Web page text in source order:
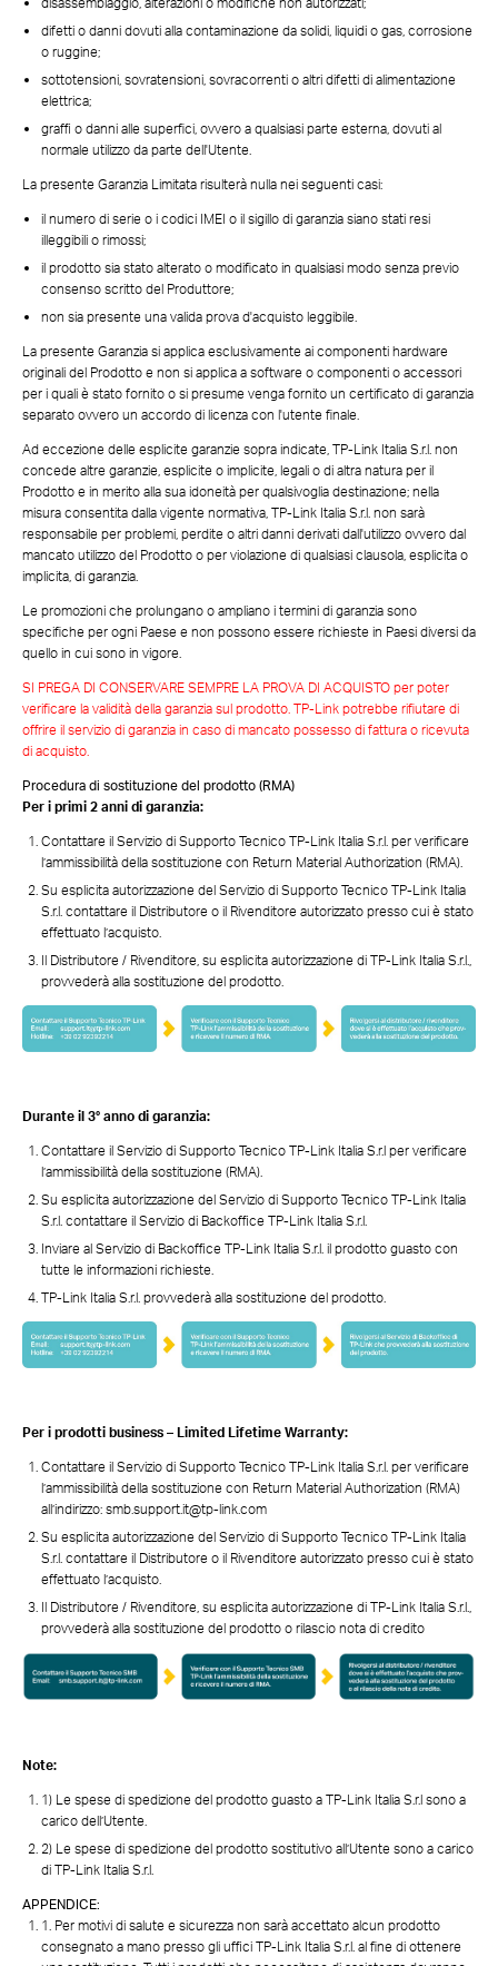
difetti o danni dovuti alla contaminazione da solidi, liquidi o gas, corrosione
o ruggine;
sottotensioni, sovratensioni, sovracorrenti o altri difetti di alimentazione
elettrica;
graffi o danni alle superfici, ovvero a qualsiasi parte esterna, dovuti al
normale utilizzo da parte dell'Utente.
La presente Garanzia Limitata risulterà nulla nei seguenti casi:
il numero di serie o i codici IMEI o il sigillo di garanzia siano stati resi
illeggibili o rimossi;
il prodotto sia stato alterato o modificato in qualsiasi modo senza previo
consenso scritto del Produttore;
non sia presente una valida prova d'acquisto leggibile.
La presente Garanzia si applica esclusivamente ai componenti hardware
originali del Prodotto e non si applica a software o componenti o accessori
per i quali è stato fornito o si presume venga fornito un certificato di garanzia
separato ovvero un accordo di licenza con l'utente finale.
Ad eccezione delle esplicite garanzie sopra indicate, TP-Link Italia S.r.l. non
concede altre garanzie, esplicite o implicite, legali o di altra natura per il
Prodotto e in merito alla sua idoneità per qualsivoglia destinazione; nella
misura consentita dalla vigente normativa, TP-Link Italia S.r.l. non sarà
responsabile per problemi, perdite o altri danni derivati dall'utilizzo ovvero dal
mancato utilizzo del Prodotto o per violazione di qualsiasi clausola, esplicita o
implicita, di garanzia.
Le promozioni che prolungano o ampliano i termini di garanzia sono
specifiche per ogni Paese e non possono essere richieste in Paesi diversi da
quello in cui sono in vigore.
SI PREGA DI CONSERVARE SEMPRE LA PROVA DI ACQUISTO per poter
verificare la validità della garanzia sul prodotto. TP-Link potrebbe rifiutare di
offrire il servizio di garanzia in caso di mancato possesso di fattura o ricevuta
di acquisto.
Procedura di sostituzione del prodotto (RMA)
Per i primi 2 anni di garanzia:
Contattare il Servizio di Supporto Tecnico TP-Link Italia S.r.l. per verificare
l’ammissibilità della sostituzione con Return Material Authorization (RMA).
Su esplicita autorizzazione del Servizio di Supporto Tecnico TP-Link Italia
S.r.l. contattare il Distributore o il Rivenditore autorizzato presso cui è stato
effettuato l’acquisto.
Il Distributore / Rivenditore, su esplicita autorizzazione di TP-Link Italia S.r.l.,
provvederà alla sostituzione del prodotto.
Durante il 3° anno di garanzia:
Contattare il Servizio di Supporto Tecnico TP-Link Italia S.r.l per verificare
l’ammissibilità della sostituzione (RMA).
Su esplicita autorizzazione del Servizio di Supporto Tecnico TP-Link Italia
S.r.l. contattare il Servizio di Backoffice TP-Link Italia S.r.l.
Inviare al Servizio di Backoffice TP-Link Italia S.r.l. il prodotto guasto con
tutte le informazioni richieste.
TP-Link Italia S.r.l. provvederà alla sostituzione del prodotto.
Per i prodotti business – Limited Lifetime Warranty:
Contattare il Servizio di Supporto Tecnico TP-Link Italia S.r.l. per verificare
l’ammissibilità della sostituzione con Return Material Authorization (RMA)
all’indirizzo: smb.support.it@tp-link.com
Su esplicita autorizzazione del Servizio di Supporto Tecnico TP-Link Italia
S.r.l. contattare il Distributore o il Rivenditore autorizzato presso cui è stato
effettuato l’acquisto.
Il Distributore / Rivenditore, su esplicita autorizzazione di TP-Link Italia S.r.l.,
provvederà alla sostituzione del prodotto o rilascio nota di credito
Note:
1) Le spese di spedizione del prodotto guasto a TP-Link Italia S.r.l sono a
carico dell’Utente.
2) Le spese di spedizione del prodotto sostitutivo all’Utente sono a carico
di TP-Link Italia S.r.l.
APPENDICE:
1. Per motivi di salute e sicurezza non sarà accettato alcun prodotto
consegnato a mano presso gli uffici TP-Link Italia S.r.l. al fine di ottenere